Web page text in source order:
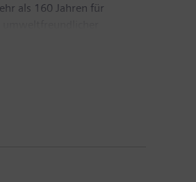
als 160 Jahren für
das am 30.